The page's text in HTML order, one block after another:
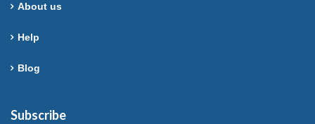
About us
Help
Blog
Subscribe